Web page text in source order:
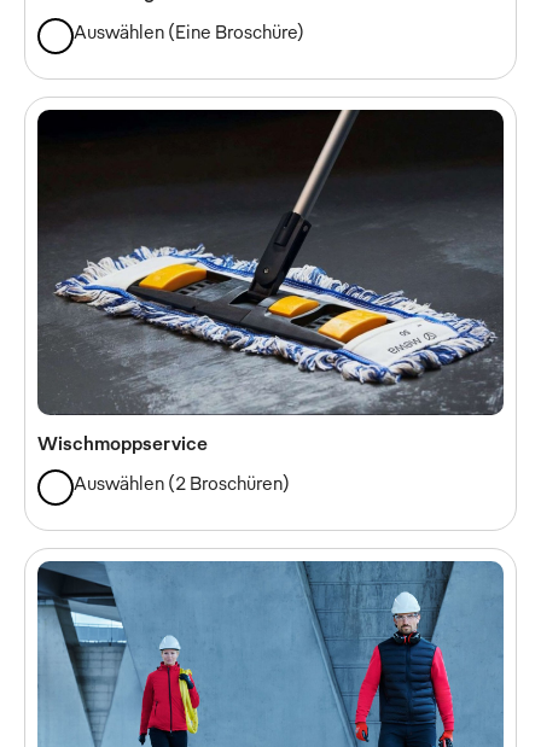
Auswählen (Eine Broschüre)
Wischmoppservice
Auswählen (2 Broschüren)